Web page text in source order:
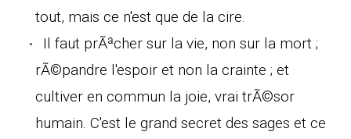
tout, mais ce n'est que de la cire.
Il faut prÃªcher sur la vie, non sur la mort ;
rÃ©pandre l'espoir et non la crainte ; et
cultiver en commun la joie, vrai trÃ©sor
humain. C'est le grand secret des sages et ce